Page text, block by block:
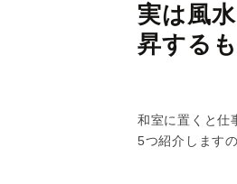
実は風
昇する
和室に置くと仕
5つ紹介します